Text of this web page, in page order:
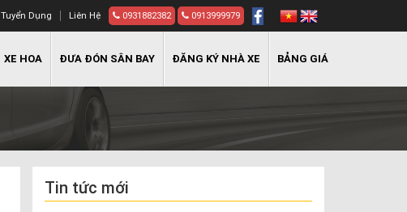
Tuyển Dụng Liên Hệ 0931882382 0913999979
XE HOA ĐƯA ĐÓN SÂN BAY ĐĂNG KÝ NHÀ XE BẢNG GIÁ
Tin tức mới